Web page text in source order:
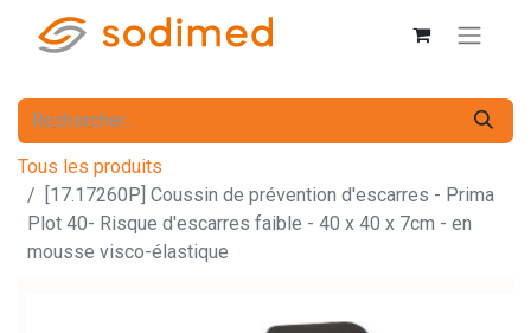
Tous les produits
[17.17260P] Coussin de prévention d'escarres - Prima
Plot 40- Risque d'escarres faible - 40 x 40 x 7cm - en
mousse visco-élastique